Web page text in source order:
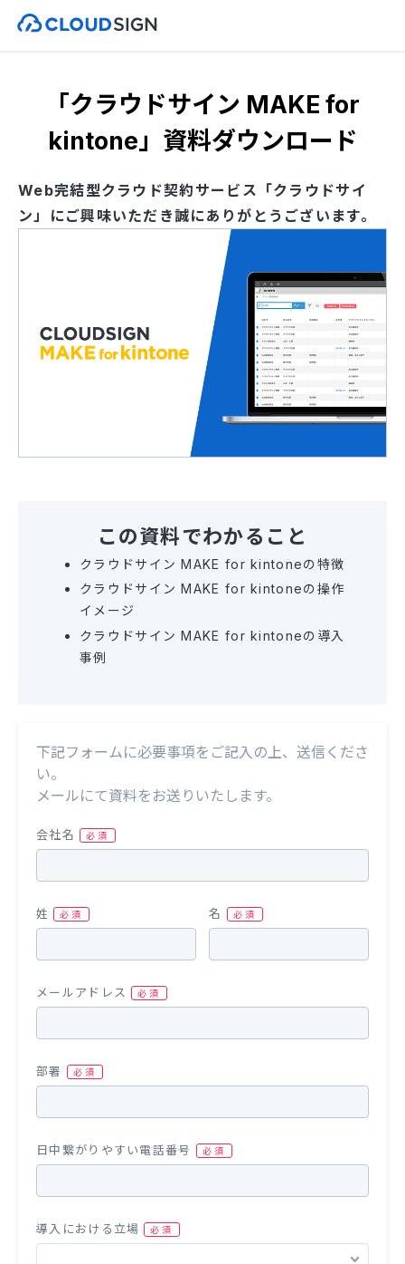
「クラウドサイン MAKE for
kintone」資料ダウンロード
Web完結型クラウド契約サービス「クラウドサイ
ン」にご興味いただき誠にありがとうございます。
この資料でわかること
クラウドサイン MAKE for kintoneの特徴
クラウドサイン MAKE for kintoneの操作
イメージ
クラウドサイン MAKE for kintoneの導入
事例
下記フォームに必要事項をご記入の上、送信くださ
い。
メールにて資料をお送りいたします。
会社名
姓 名
メールアドレス
部署
日中繋がりやすい電話番号
導入における立場